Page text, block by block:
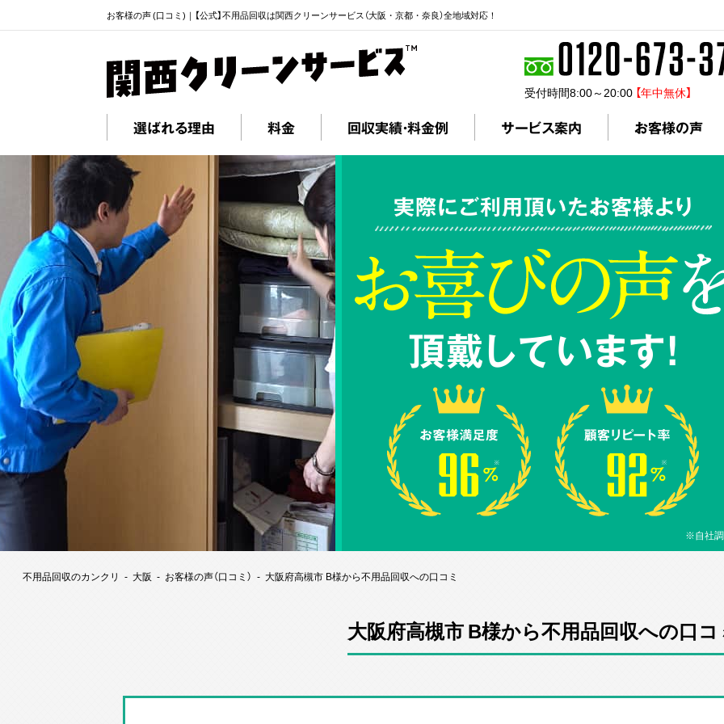
お客様の声 (口コミ)｜【公式】不用品回収は関西クリーンサービス（大阪・京都・奈良）全地域対応！
受付時間8:00～20:00 【年中無休】
選ばれる理由 料金 回収実績・料金例 サービス案内 お客様の声
実際にご利用頂いたお客様より
頂戴しています!
※自社
不用品回収のカンクリ 大阪 お客様の声（口コミ） 大阪府高槻市 B様から不用品回収への口コミ
大阪府高槻市 B様から不用品回収への口